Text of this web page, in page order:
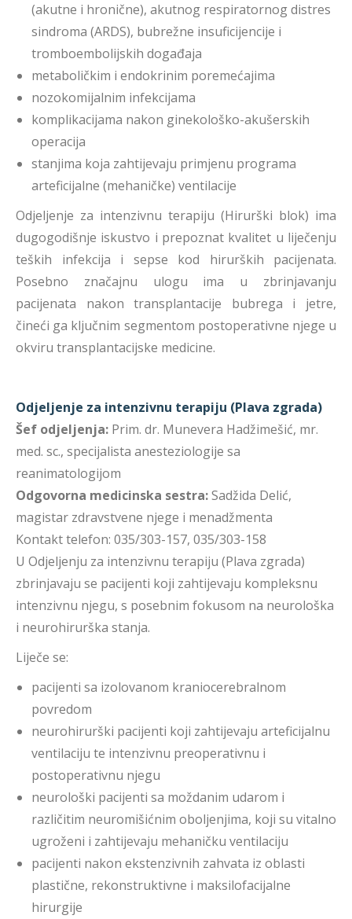
(akutne i hronične), akutnog respiratornog distres
sindroma (ARDS), bubrežne insuficijencije i
tromboembolijskih događaja
metaboličkim i endokrinim poremećajima
nozokomijalnim infekcijama
komplikacijama nakon ginekološko-akušerskih
operacija
stanjima koja zahtijevaju primjenu programa
arteficijalne (mehaničke) ventilacije
Odjeljenje za intenzivnu terapiju (Hirurški blok) ima
dugogodišnje iskustvo i prepoznat kvalitet u liječenju
teških infekcija i sepse kod hirurških pacijenata.
Posebno značajnu ulogu ima u zbrinjavanju
pacijenata nakon transplantacije bubrega i jetre,
čineći ga ključnim segmentom postoperativne njege u
okviru transplantacijske medicine.
Odjeljenje za intenzivnu terapiju (Plava zgrada)
Šef odjeljenja: Prim. dr. Munevera Hadžimešić, mr.
med. sc., specijalista anesteziologije sa
reanimatologijom
Odgovorna medicinska sestra:Sadžida Delić,
magistar zdravstvene njege i menadžmenta
Kontakt telefon: 035/303-157, 035/303-158
U Odjeljenju za intenzivnu terapiju (Plava zgrada)
zbrinjavaju se pacijenti koji zahtijevaju kompleksnu
intenzivnu njegu, s posebnim fokusom na neurološka
i neurohirurška stanja.
Liječe se:
pacijenti sa izolovanom kraniocerebralnom
povredom
neurohirurški pacijenti koji zahtijevaju arteficijalnu
ventilaciju te intenzivnu preoperativnu i
postoperativnu njegu
neurološki pacijenti sa moždanim udarom i
različitim neuromišićnim oboljenjima, koji su vitalno
ugroženi i zahtijevaju mehaničku ventilaciju
pacijenti nakon ekstenzivnih zahvata iz oblasti
plastične, rekonstruktivne i maksilofacijalne
hirurgije